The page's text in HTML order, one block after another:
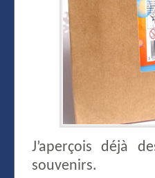
J’aperçois déjà
souvenirs.